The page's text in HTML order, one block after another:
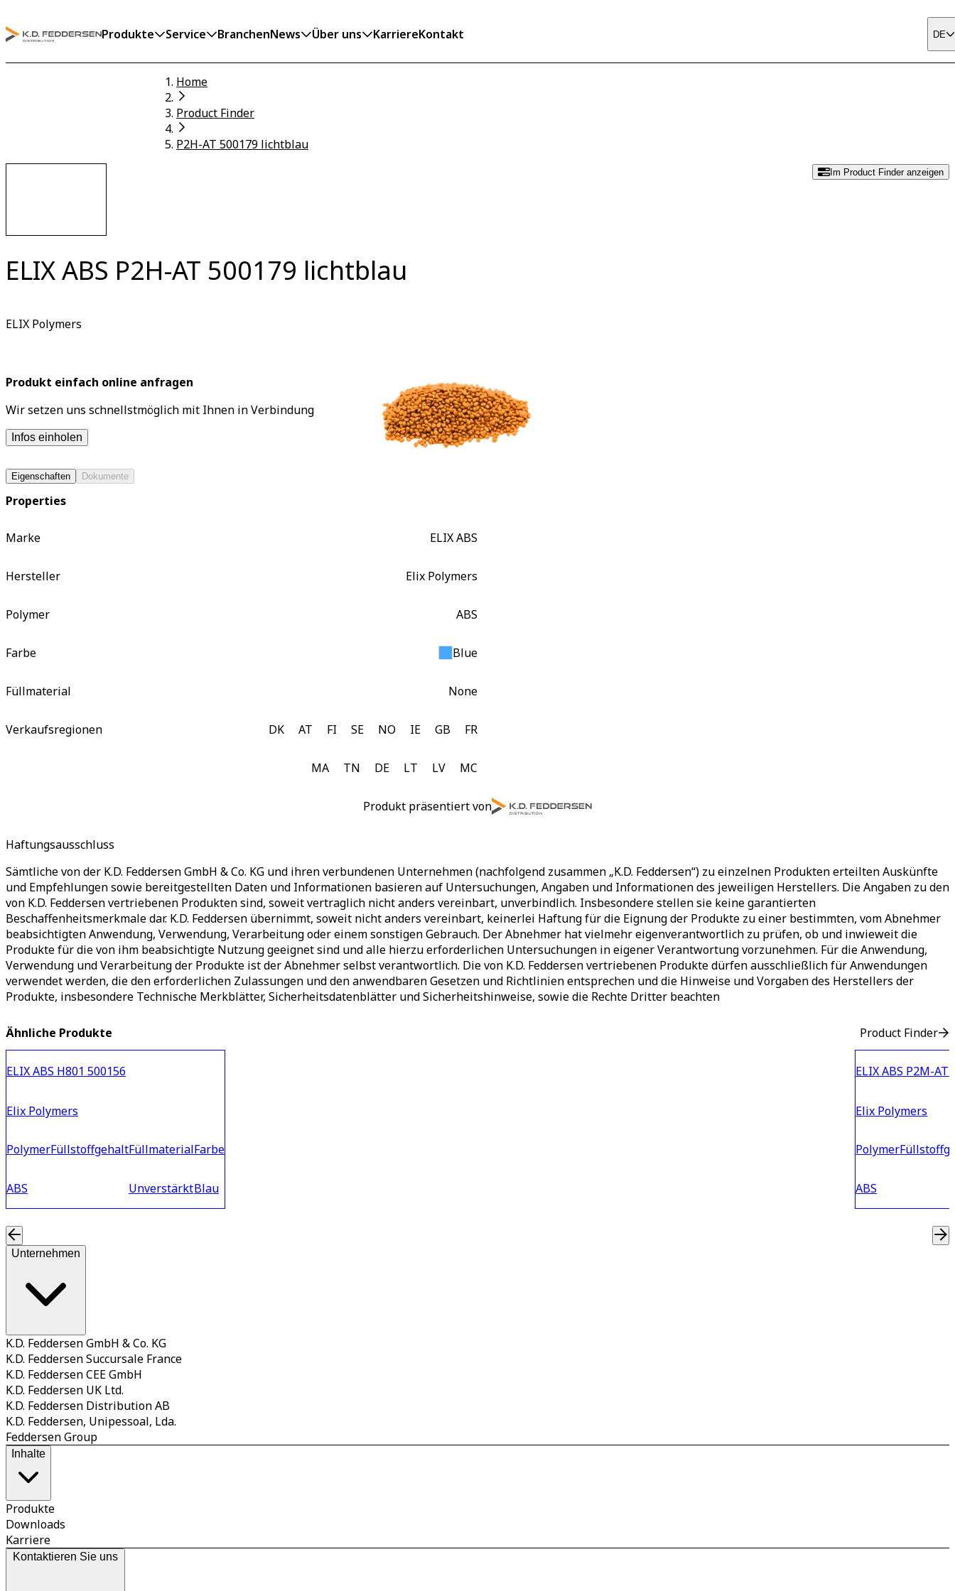
Produkte Service BranchenNews Über uns KarriereKontakt DE
Home
Product Finder
P2H-AT 500179 lichtblau
ELIX ABS P2H-AT 500179 lichtblau
ELIX Polymers
Produkt einfach online anfragen
Wir setzen uns schnellstmöglich mit Ihnen in Verbindung
Infos einholen
Im Product Finder anzeigen
Eigenschaften Dokumente
Properties
Marke ELIX ABS
Hersteller Elix Polymers
Polymer ABS
Farbe Blue
Füllmaterial None
Verkaufsregionen DK AT FI SE NO IE GB FR
MA TN DE LT LV MC
Produkt präsentiert von
Haftungsausschluss
Sämtliche von der K.D. Feddersen GmbH & Co. KG und ihren verbundenen Unternehmen (nachfolgend zusammen „K.D. Feddersen“) zu einzelnen Produkten erteilten Auskünfte
und Empfehlungen sowie bereitgestellten Daten und Informationen basieren auf Untersuchungen, Angaben und Informationen des jeweiligen Herstellers. Die Angaben zu den
von K.D. Feddersen vertriebenen Produkten sind, soweit vertraglich nicht anders vereinbart, unverbindlich. Insbesondere stellen sie keine garantierten
Beschaffenheitsmerkmale dar. K.D. Feddersen übernimmt, soweit nicht anders vereinbart, keinerlei Haftung für die Eignung der Produkte zu einer bestimmten, vom Abnehmer
beabsichtigten Anwendung, Verwendung, Verarbeitung oder einem sonstigen Gebrauch. Der Abnehmer hat vielmehr eigenverantwortlich zu prüfen, ob und inwieweit die
Produkte für die von ihm beabsichtigte Nutzung geeignet sind und alle hierzu erforderlichen Untersuchungen in eigener Verantwortung vorzunehmen. Für die Anwendung,
Verwendung und Verarbeitung der Produkte ist der Abnehmer selbst verantwortlich. Die von K.D. Feddersen vertriebenen Produkte dürfen ausschließlich für Anwendungen
verwendet werden, die den erforderlichen Zulassungen und den anwendbaren Gesetzen und Richtlinien entsprechen und die Hinweise und Vorgaben des Herstellers der
Produkte, insbesondere Technische Merkblätter, Sicherheitsdatenblätter und Sicherheitshinweise, sowie die Rechte Dritter beachten
Ähnliche Produkte Product Finder
ELIX ABS H801 500156
Elix Polymers
Polymer
ABS
FüllstoffgehaltFüllmaterial
Unverstärkt
Farbe
Blau
ELIX ABS P2M-
Elix Polymers
Polymer
ABS
Unternehmen
K.D. Feddersen GmbH & Co. KG
K.D. Feddersen Succursale France
K.D. Feddersen CEE GmbH
K.D. Feddersen UK Ltd.
K.D. Feddersen Distribution AB
K.D. Feddersen, Unipessoal, Lda.
Feddersen Group
Inhalte
Produkte
Downloads
Karriere